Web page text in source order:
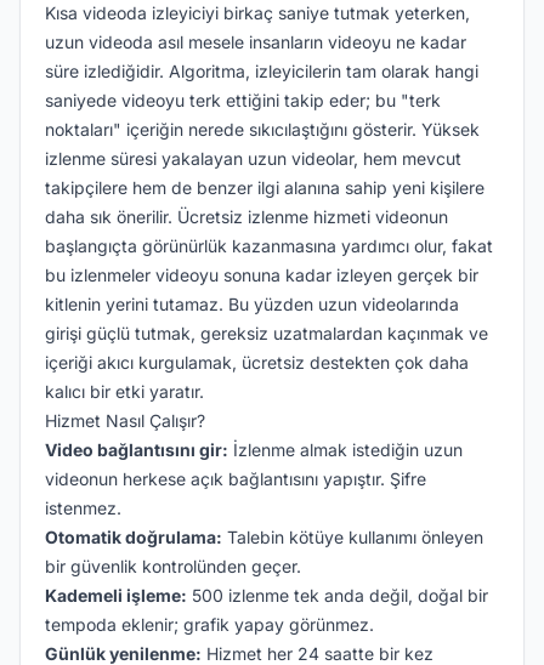
Kısa videoda izleyiciyi birkaç saniye tutmak yeterken,
uzun videoda asıl mesele insanların videoyu ne kadar
süre izlediğidir. Algoritma, izleyicilerin tam olarak hangi
saniyede videoyu terk ettiğini takip eder; bu "terk
noktaları" içeriğin nerede sıkıcılaştığını gösterir. Yüksek
izlenme süresi yakalayan uzun videolar, hem mevcut
takipçilere hem de benzer ilgi alanına sahip yeni kişilere
daha sık önerilir. Ücretsiz izlenme hizmeti videonun
başlangıçta görünürlük kazanmasına yardımcı olur, fakat
bu izlenmeler videoyu sonuna kadar izleyen gerçek bir
kitlenin yerini tutamaz. Bu yüzden uzun videolarında
girişi güçlü tutmak, gereksiz uzatmalardan kaçınmak ve
içeriği akıcı kurgulamak, ücretsiz destekten çok daha
kalıcı bir etki yaratır.
Hizmet Nasıl Çalışır?
Video bağlantısını gir: İzlenme almak istediğin uzun
videonun herkese açık bağlantısını yapıştır. Şifre
istenmez.
Otomatik doğrulama: Talebin kötüye kullanımı önleyen
bir güvenlik kontrolünden geçer.
Kademeli işleme: 500 izlenme tek anda değil, doğal bir
tempoda eklenir; grafik yapay görünmez.
Günlük yenilenme: Hizmet her 24 saatte bir kez